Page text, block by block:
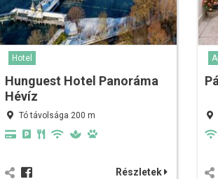
Hotel
Hunguest Hotel Panoráma
Hévíz
Tó távolsága 200 m
Részletek